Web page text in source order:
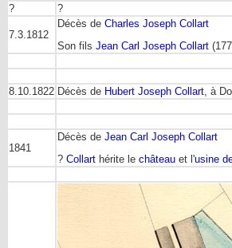
? ?
7.3.1812
Décès de Charles Joseph Collart
Son fils Jean Carl Joseph Collart
8.10.1822 Décès de Hubert Joseph Collart, à
1841
Décès de Jean Carl Joseph Collart
? Collart hérite le château et l'usine